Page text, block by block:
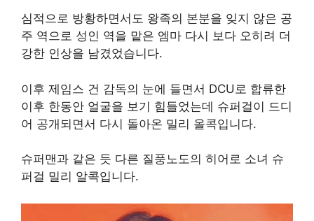
심적으로 방황하면서도 왕족의 본분을 잊지 않은 공
주 역으로 성인 역을 맡은 엠마 다시 보다 오히려 더
강한 인상을 남겼었습니다.
이후 제임스 건 감독의 눈에 들면서 DCU로 합류한
이후 한동안 얼굴을 보기 힘들었는데 슈퍼걸이 드디
어 공개되면서 다시 돌아온 밀리 올콕입니다.
슈퍼맨과 같은 듯 다른 질풍노도의 히어로 소녀 슈
퍼걸 밀리 알콕입니다.